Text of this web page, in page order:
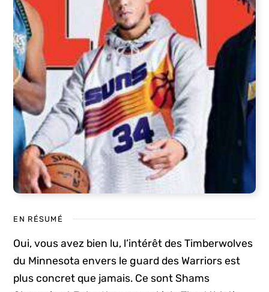
EN RÉSUMÉ
Oui, vous avez bien lu, l’intérêt des Timberwolves
du Minnesota envers le guard des Warriors est
plus concret que jamais. Ce sont Shams